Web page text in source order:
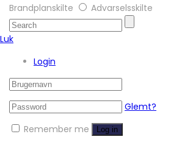
Brandplanskilte
Advarselsskilte
Luk
Login
Glemt?
Remember me
Log in